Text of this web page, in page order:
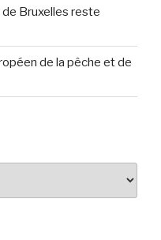
Bruxelles reste
de la pêche et de